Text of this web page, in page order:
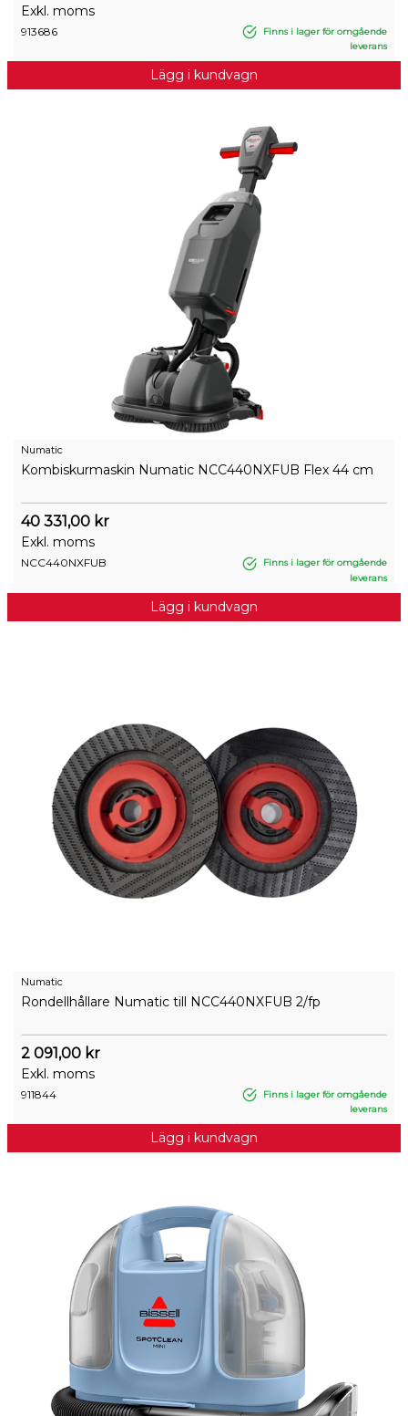
Exkl. moms
913686
Finns i lager för omgående
leverans
Lägg i kundvagn
Numatic
Kombiskurmaskin Numatic NCC440NXFUB Flex 44 cm
40 331,00 kr
Exkl. moms
NCC440NXFUB
Finns i lager för omgående
leverans
Lägg i kundvagn
Numatic
Rondellhållare Numatic till NCC440NXFUB 2/fp
2 091,00 kr
Exkl. moms
911844
Finns i lager för omgående
leverans
Lägg i kundvagn